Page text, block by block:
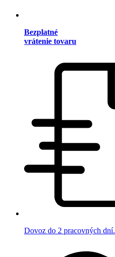
Bezplatné
vrátenie tovaru
Dovoz do 2 pracovných dní.